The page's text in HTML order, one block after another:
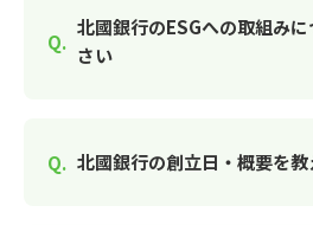
北國銀行のESGへの取組み
さい
北國銀行の創立日・概要を